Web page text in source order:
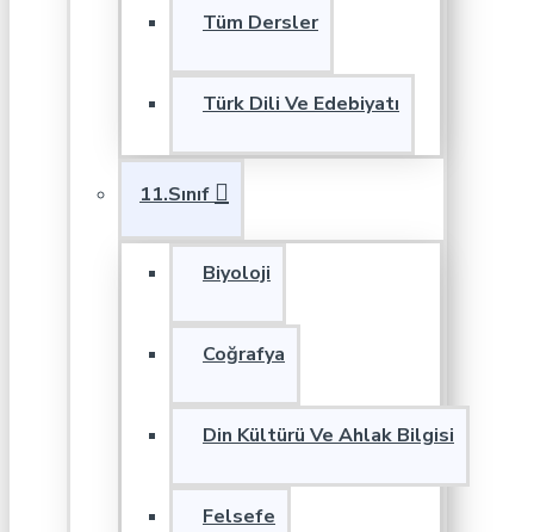
Tüm Dersler
Türk Dili Ve Edebiyatı
11.Sınıf
Biyoloji
Coğrafya
Din Kültürü Ve Ahlak Bilgisi
Felsefe